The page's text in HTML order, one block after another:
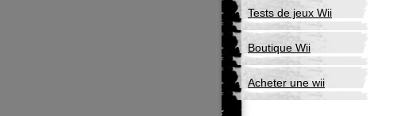
Tests de jeux Wii
Boutique Wii
Acheter une wii